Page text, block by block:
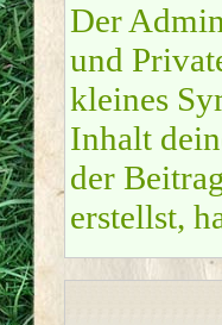
Der
und
kleines
Inhalt
der
erstellst,